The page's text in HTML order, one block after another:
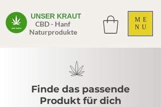
UNSER KRAUT
CBD - Hanf
Naturprodukte
ME
NU
Finde das passende
Produkt für dich